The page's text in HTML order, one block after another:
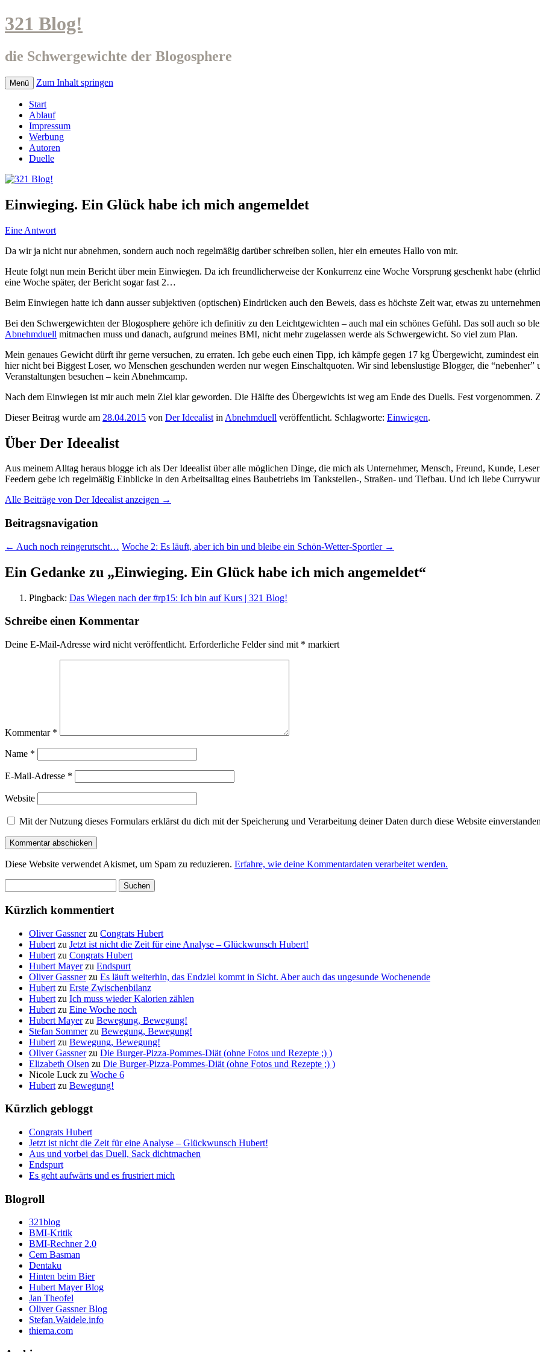
321 Blog!
die Schwergewichte der Blogosphere
Menü Zum Inhalt springen
Start
Ablauf
Impressum
Werbung
Autoren
Duelle
Einwieging. Ein Glück habe ich mich angemeldet
Eine Antwort
Da wir ja nicht nur abnehmen, sondern auch noch regelmäßig darüber schreiben sollen, hier ein erneutes Hallo von mir.
Heute folgt nun mein Bericht über mein Einwiegen. Da ich freundlicherweise der Konkurrenz eine Woche Vorsprung geschenkt habe
eine Woche später, der Bericht sogar fast 2…
Beim Einwiegen hatte ich dann ausser subjektiven (optischen) Eindrücken auch den Beweis, dass es höchste Zeit war, etwas zu
Bei den Schwergewichten der Blogosphere gehöre ich definitiv zu den Leichtgewichten – auch mal ein schönes Gefühl. Das soll auch so
Abnehmduell mitmachen muss und danach, aufgrund meines BMI, nicht mehr zugelassen werde als Schwergewicht. So viel zum Plan.
Mein genaues Gewicht dürft ihr gerne versuchen, zu erraten. Ich gebe euch einen Tipp, ich kämpfe gegen 17 kg Übergewicht, zumindest
hier nicht bei Biggest Loser, wo Menschen geschunden werden nur wegen Einschaltquoten. Wir sind lebenslustige Blogger, die “nebenher”
Veranstaltungen besuchen – kein Abnehmcamp.
Nach dem Einwiegen ist mir auch mein Ziel klar geworden. Die Hälfte des Übergewichts ist weg am Ende des Duells. Fest vorgenommen.
Dieser Beitrag wurde am 28.04.2015 von Der Ideealist in Abnehmduell veröffentlicht. Schlagworte: Einwiegen.
Über Der Ideealist
Aus meinem Alltag heraus blogge ich als Der Ideealist über alle möglichen Dinge, die mich als Unternehmer, Mensch, Freund, Kunde,
Feedern gebe ich regelmäßig Einblicke in den Arbeitsalltag eines Baubetriebs im Tankstellen-, Straßen- und Tiefbau. Und ich liebe
Alle Beiträge von Der Ideealist anzeigen →
Beitragsnavigation
← Auch noch reingerutscht… Woche 2: Es läuft, aber ich bin und bleibe ein Schön-Wetter-Sportler →
Ein Gedanke zu „Einwieging. Ein Glück habe ich mich angemeldet“
Pingback: Das Wiegen nach der #rp15: Ich bin auf Kurs | 321 Blog!
Schreibe einen Kommentar
Deine E-Mail-Adresse wird nicht veröffentlicht. Erforderliche Felder sind mit * markiert
Kommentar *
Name *
E-Mail-Adresse *
Website
Mit der Nutzung dieses Formulars erklärst du dich mit der Speicherung und Verarbeitung deiner Daten durch diese Website
Diese Website verwendet Akismet, um Spam zu reduzieren. Erfahre, wie deine Kommentardaten verarbeitet werden.
nach:
Kürzlich kommentiert
Oliver Gassnerzu Congrats Hubert
Hubert zu Jetzt ist nicht die Zeit für eine Analyse – Glückwunsch Hubert!
Hubert zu Congrats Hubert
Hubert Mayerzu Endspurt
Oliver Gassnerzu Es läuft weiterhin, das Endziel kommt in Sicht. Aber auch das ungesunde Wochenende
Hubert zu Erste Zwischenbilanz
Hubert zu Ich muss wieder Kalorien zählen
Hubert zu Eine Woche noch
Hubert Mayerzu Bewegung, Bewegung!
Stefan Sommerzu Bewegung, Bewegung!
Hubert zu Bewegung, Bewegung!
Oliver Gassnerzu Die Burger-Pizza-Pommes-Diät (ohne Fotos und Rezepte ;) )
Elizabeth Olsen zu Die Burger-Pizza-Pommes-Diät (ohne Fotos und Rezepte ;) )
Nicole Luck zu Woche 6
Hubert zu Bewegung!
Kürzlich gebloggt
Congrats Hubert
Jetzt ist nicht die Zeit für eine Analyse – Glückwunsch Hubert!
Aus und vorbei das Duell, Sack dichtmachen
Endspurt
Es geht aufwärts und es frustriert mich
Blogroll
321blog
BMI-Kritik
BMI-Rechner 2.0
Cem Basman
Dentaku
Hinten beim Bier
Hubert Mayer Blog
Jan Theofel
Oliver Gassner Blog
Stefan.Waidele.info
thiema.com